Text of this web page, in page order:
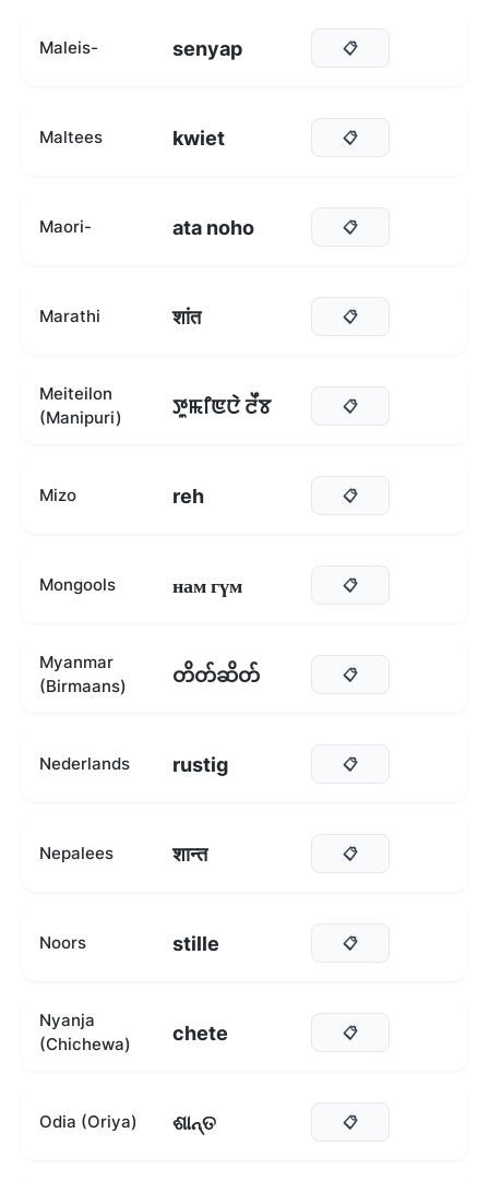
Maleis- senyap 📋
Maltees kwiet 📋
Maori- ata noho 📋
Marathi शांत 📋
Meiteilon
(Manipuri)
ꯇꯨꯃꯤꯟꯅꯥ ꯂꯩꯕ 📋
Mizo reh 📋
Mongools нам гүм 📋
Myanmar
(Birmaans)
တိတ်ဆိတ် 📋
Nederlands rustig 📋
Nepalees शान्त 📋
Noors stille 📋
Nyanja
(Chichewa)
chete 📋
Odia (Oriya) ଶାନ୍ତ 📋